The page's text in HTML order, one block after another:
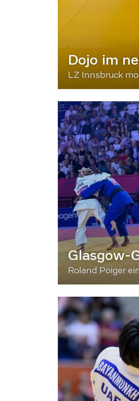
Dojo im
LZ Innsbruck
Glasgow-
Roland Poiger